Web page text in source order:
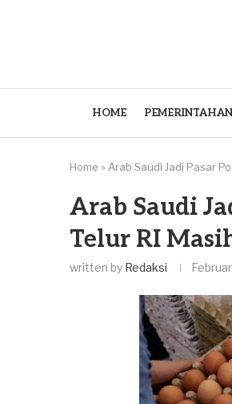
HOME PEMERINTAHAN
Home » Arab Saudi Jadi Pasar
Arab Saudi
Telur RI
written by Redaksi